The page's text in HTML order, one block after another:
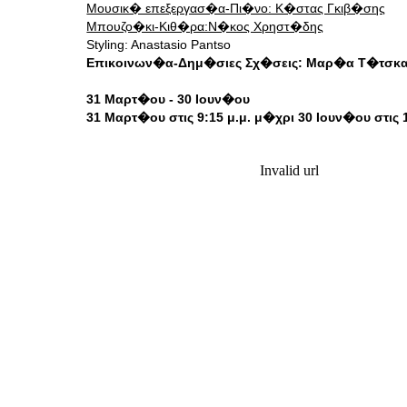
Μουσικ� επεξεργασ�α-Πι�νο: Κ�στας Γκιβ�σης
Μπουζο�κι-Κιθ�ρα:Ν�κος Χρηστ�δης
Styling: Anastasio Pantso
Επικοινων�α-Δημ�σιες Σχ�σεις: Μαρ�α
31 Μαρτ�ου - 30 Ιουν�ου
31 Μαρτ�ου στις 9:15 μ.μ. μ�χρι 30 Ιουν�ου στις